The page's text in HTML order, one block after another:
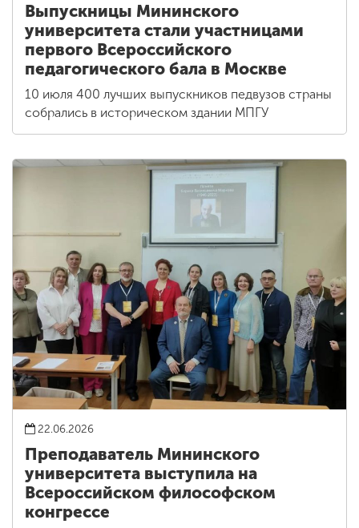
Выпускницы Мининского
университета стали участницами
первого Всероссийского
педагогического бала в Москве
10 июля 400 лучших выпускников педвузов страны
собрались в историческом здании МПГУ
22.06.2026
Преподаватель Мининского
университета выступила на
Всероссийском философском
конгрессе